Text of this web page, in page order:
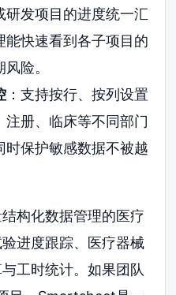
发项目的进度统一汇
能快速看到各子项目的
险。
：支持按行、按列设置
册、临床等不同部门
保护敏感数据不被越
结构化数据管理的医疗
进度跟踪、医疗器械
工时统计。如果团队